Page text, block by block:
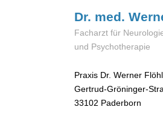
Dr. med.
Facharzt für
und Psychotherapie
Praxis Dr. Werner Flöhl
Gertrud-Gröninger-
33102 Paderborn